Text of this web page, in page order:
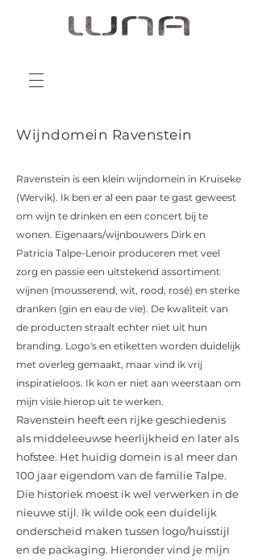
Wijndomein Ravenstein
Ravenstein is een klein wijndomein in Kruiseke
(Wervik). Ik ben er al een paar te gast geweest
om wijn te drinken en een concert bij te
wonen. Eigenaars/wijnbouwers Dirk en
Patricia Talpe-Lenoir produceren met veel
zorg en passie een uitstekend assortiment
wijnen (mousserend, wit, rood, rosé) en sterke
dranken (gin en eau de vie). De kwaliteit van
de producten straalt echter niet uit hun
branding. Logo's en etiketten worden duidelijk
met overleg gemaakt, maar vind ik vrij
inspiratieloos. Ik kon er niet aan weerstaan om
mijn visie hierop uit te werken.
Ravenstein heeft een rijke geschiedenis
als middeleeuwse heerlijkheid en later als
hofstee. Het huidig domein is al meer dan
100 jaar eigendom van de familie Talpe.
Die historiek moest ik wel verwerken in de
nieuwe stijl. Ik wilde ook een duidelijk
onderscheid maken tussen logo/huisstijl
en de packaging. Hieronder vind je mijn